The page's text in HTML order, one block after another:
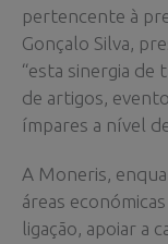
pertencente à
Gonçalo Silva,
“esta sinergia
de artigos,
ímpares a nível
A Moneris,
áreas
ligação, apoiar a